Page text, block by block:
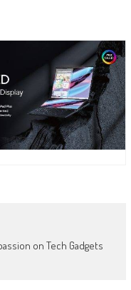
on Tech Gadgets